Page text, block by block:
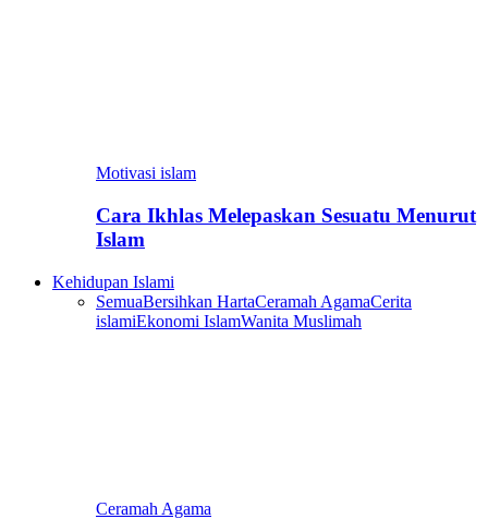
Motivasi islam
Cara Ikhlas Melepaskan Sesuatu Menurut
Islam
Kehidupan Islami
SemuaBersihkan HartaCeramah AgamaCerita
islamiEkonomi IslamWanita Muslimah
Ceramah Agama